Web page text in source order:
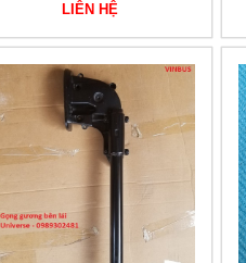
LIÊN HỆ